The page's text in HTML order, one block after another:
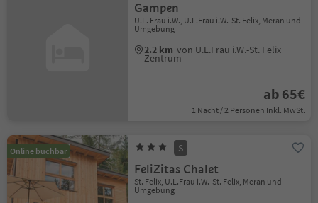
Gampen
U.L. Frau i.W., U.L.Frau i.W.-St. Felix, Meran und
Umgebung
2.2 km von U.L.Frau i.W.-St. Felix
Zentrum
ab 65€
1 Nacht / 2 Personen Inkl. MwSt.
Online buchbar S
FeliZitas Chalet
St. Felix, U.L.Frau i.W.-St. Felix, Meran und
Umgebung